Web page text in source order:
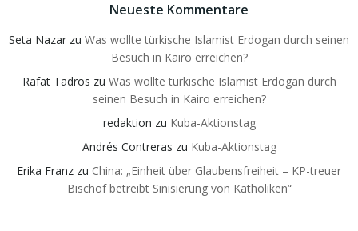
Neueste Kommentare
Seta Nazar zu Was wollte türkische Islamist Erdogan durch seinen
Besuch in Kairo erreichen?
Rafat Tadros zu Was wollte türkische Islamist Erdogan durch
seinen Besuch in Kairo erreichen?
redaktion zu Kuba-Aktionstag
Andrés Contreras zu Kuba-Aktionstag
Erika Franz zu China: „Einheit über Glaubensfreiheit – KP-treuer
Bischof betreibt Sinisierung von Katholiken“